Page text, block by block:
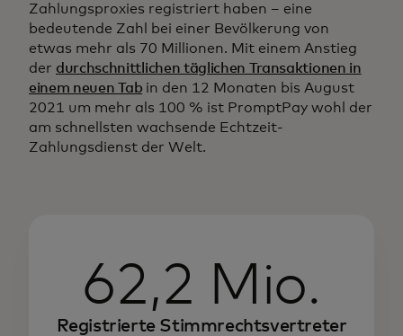
Zahlungsproxies registriert haben – eine
bedeutende Zahl bei einer Bevölkerung von
etwas mehr als 70 Millionen. Mit einem Anstieg
der durchschnittlichen täglichen Transaktionen in
einem neuen Tab in den 12 Monaten bis August
2021 um mehr als 100 % ist PromptPay wohl der
am schnellsten wachsende Echtzeit-
Zahlungsdienst der Welt.
62,2 Mio.
Registrierte Stimmrechtsvertreter